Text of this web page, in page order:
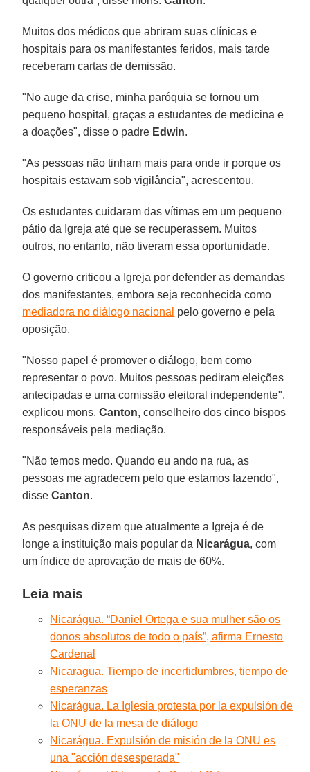
Muitos dos médicos que abriram suas clínicas e
hospitais para os manifestantes feridos, mais tarde
receberam cartas de demissão.
"No auge da crise, minha paróquia se tornou um
pequeno hospital, graças a estudantes de medicina e
a doações", disse o padre Edwin.
"As pessoas não tinham mais para onde ir porque os
hospitais estavam sob vigilância", acrescentou.
Os estudantes cuidaram das vítimas em um pequeno
pátio da Igreja até que se recuperassem. Muitos
outros, no entanto, não tiveram essa oportunidade.
O governo criticou a Igreja por defender as demandas
dos manifestantes, embora seja reconhecida como
mediadora no diálogo nacional pelo governo e pela
oposição.
"Nosso papel é promover o diálogo, bem como
representar o povo. Muitos pessoas pediram eleições
antecipadas e uma comissão eleitoral independente",
explicou mons.Canton, conselheiro dos cinco bispos
responsáveis ​​pela mediação.
"Não temos medo. Quando eu ando na rua, as
pessoas me agradecem pelo que estamos fazendo",
disseCanton.
As pesquisas dizem que atualmente a Igreja é de
longe a instituição mais popular da Nicarágua, com
um índice de aprovação de mais de 60%.
Leia mais
Nicarágua. “Daniel Ortega e sua mulher são os
donos absolutos de todo o país”, afirma Ernesto
Cardenal
Nicaragua. Tiempo de incertidumbres, tiempo de
esperanzas
Nicarágua. La Iglesia protesta por la expulsión de
la ONU de la mesa de diálogo
Nicarágua. Expulsión de misión de la ONU es
una "acción desesperada"